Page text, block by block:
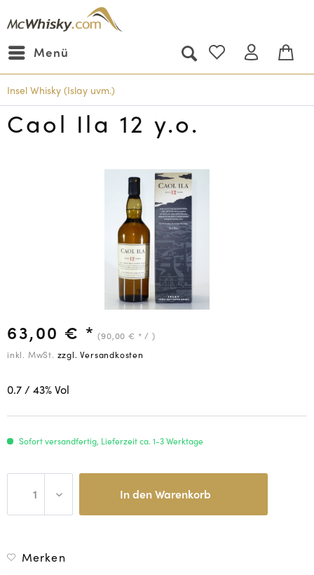
Menü
Insel Whisky (Islay uvm.)
Caol Ila 12 y.o.
63,00 € * (90,00 € * / )
inkl. MwSt. zzgl. Versandkosten
0.7/ 43% Vol
Sofort versandfertig, Lieferzeit ca. 1-3 Werktage
In denWarenkorb
Merken